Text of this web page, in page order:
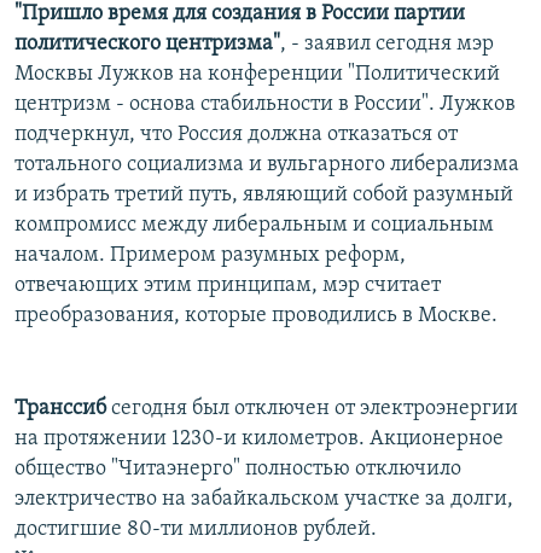
"Пришло время для создания в России партии
политического центризма", - заявил сегодня мэр
Москвы Лужков на конференции "Политический
центризм - основа стабильности в России". Лужков
подчеркнул, что Россия должна отказаться от
тотального социализма и вульгарного либерализма
и избрать третий путь, являющий собой разумный
компромисс между либеральным и социальным
началом. Примером разумных реформ,
отвечающих этим принципам, мэр считает
преобразования, которые проводились в Москве.
Транссибсегодня был отключен от электроэнергии
на протяжении 1230-и километров. Акционерное
общество "Читаэнерго" полностью отключило
электричество на забайкальском участке за долги,
достигшие 80-ти миллионов рублей.